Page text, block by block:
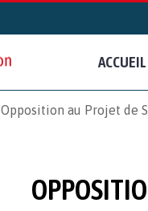
ACCUEIL
Opposition au Projet de